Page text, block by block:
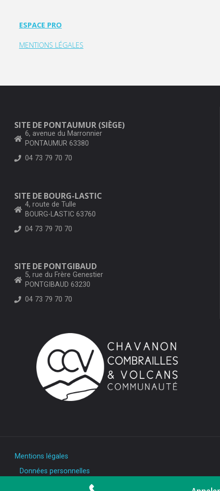
ESPACE PRO
MENTIONS LÉGALES
SITE DE PONTAUMUR (SIÈGE)
6, avenue du Marronnier
PONTAUMUR 63380
04 73 79 70 70
SITE DE BOURG-LASTIC
4, route de Tulle
BOURG-LASTIC 63760
04 73 79 70 70
SITE DE PONTGIBAUD
5, rue du Frère Genestier
PONTGIBAUD 63230
04 73 79 70 70
Mentions légales
Données personnelles